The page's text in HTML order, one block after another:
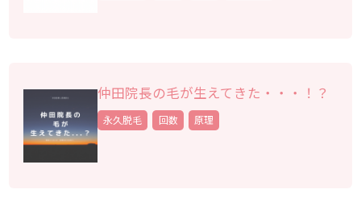
仲田院長の毛が生えてきた・・・！？
永久脱毛 回数 原理